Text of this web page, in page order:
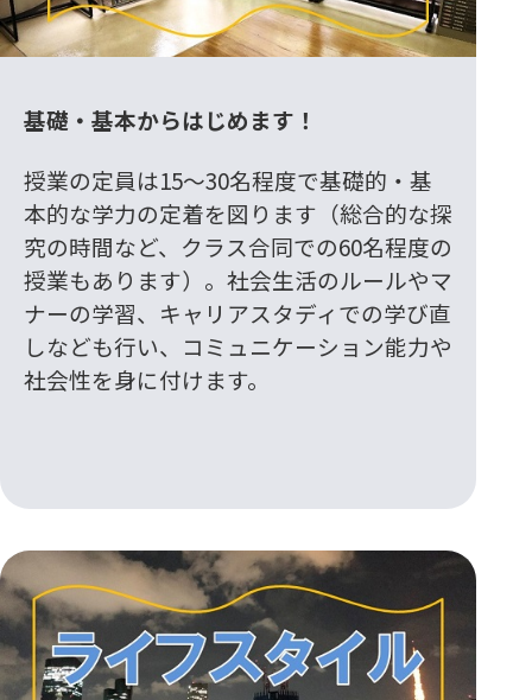
基礎・基本からはじめます！
授業の定員は15〜30名程度で基礎的・基
本的な学力の定着を図ります（総合的な探
究の時間など、クラス合同での60名程度の
授業もあります）。社会生活のルールやマ
ナーの学習、キャリアスタディでの学び直
しなども行い、コミュニケーション能力や
社会性を身に付けます。